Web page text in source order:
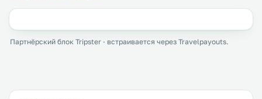
Партнёрский блок Tripster · встраивается через Travelpayouts.